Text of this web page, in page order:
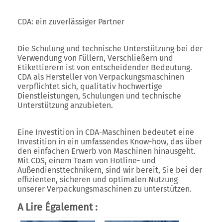
CDA: ein zuverlässiger Partner
Die Schulung und technische Unterstützung bei der
Verwendung von Füllern, Verschließern und
Etikettierern ist von entscheidender Bedeutung.
CDA als Hersteller von Verpackungsmaschinen
verpflichtet sich, qualitativ hochwertige
Dienstleistungen, Schulungen und technische
Unterstützung anzubieten.
Eine Investition in CDA-Maschinen bedeutet eine
Investition in ein umfassendes Know-how, das über
den einfachen Erwerb von Maschinen hinausgeht.
Mit CDS, einem Team von Hotline- und
Außendiensttechnikern, sind wir bereit, Sie bei der
effizienten, sicheren und optimalen Nutzung
unserer Verpackungsmaschinen zu unterstützen.
A Lire Également :